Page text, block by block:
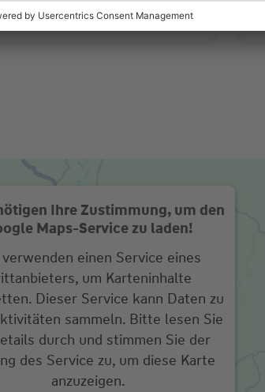
Ihre Zustimmung, um den
Maps-Service zu laden!
einen Service eines
um Karteninhalte
Dieser Service kann Daten zu
sammeln. Bitte lesen Sie
durch und stimmen Sie der
des Service zu, um diese Karte
anzuzeigen.